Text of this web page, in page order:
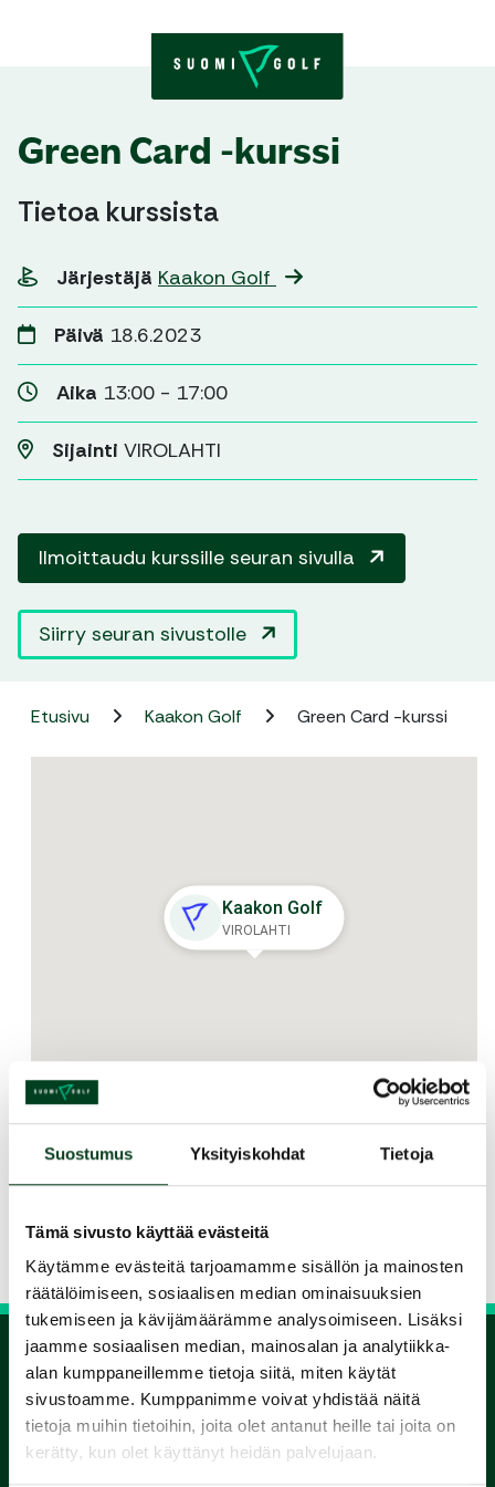
Suostumus Yksityiskohdat Tietoja
Tämä sivusto käyttää evästeitä
Käytämme evästeitä tarjoamamme sisällön ja mainosten
räätälöimiseen, sosiaalisen median ominaisuuksien
tukemiseen ja kävijämäärämme analysoimiseen. Lisäksi
jaamme sosiaalisen median, mainosalan ja analytiikka-
alan kumppaneillemme tietoja siitä, miten käytät
sivustoamme. Kumppanimme voivat yhdistää näitä
tietoja muihin tietoihin, joita olet antanut heille tai joita on
kerätty, kun olet käyttänyt heidän palvelujaan.
Green Card -kurssi
Tietoa kurssista
Järjestäjä Kaakon Golf
Päivä 18.6.2023
Aika 13:00 - 17:00
Sijainti VIROLAHTI
Ilmoittaudu kurssille seuran sivulla
Siirry seuran sivustolle
Etusivu Kaakon Golf Green Card -kurssi
Kaakon Golf
VIROLAHTI
Jaa kurssi kaverille
Siirry takaisin hakuun
1.
Varaa